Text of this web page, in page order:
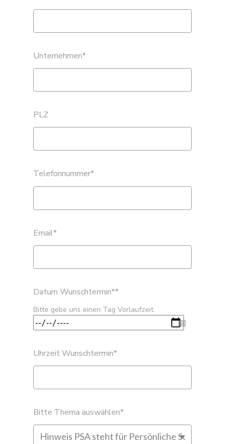
Unternehmen*
PLZ
Telefonnummer*
Email*
Datum Wunschtermin**
Bitte gebe uns einen Tag Vorlaufzeit.
Uhrzeit Wunschtermin*
Bitte Thema auswählen*